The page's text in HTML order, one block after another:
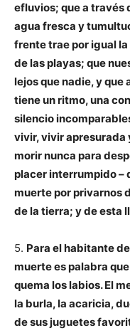
efluvios; que a través
agua fresca y
frente trae por igual
de las playas; que
lejos que nadie, y que
tiene un ritmo, una
silencio
vivir, vivir apresurada
morir nunca para
placer interrumpido –
muerte por privarnos
de la tierra; y de esta
5. Para el habitante de
muerte es palabra
quema los labios. El
la burla, la acaricia,
de sus juguetes